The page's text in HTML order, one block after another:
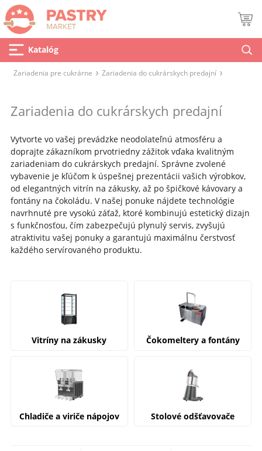
Katalóg
Zariadenia pre cukrárne Zariadenia do cukrárskych predajní
Zariadenia do cukrárskych predajní
Vytvorte vo vašej prevádzke neodolateľnú atmosféru a
doprajte zákazníkom prvotriedny zážitok vďaka kvalitným
zariadeniam do cukrárskych predajní. Správne zvolené
vybavenie je kľúčom k úspešnej prezentácii vašich výrobkov,
od elegantných vitrín na zákusky, až po špičkové kávovary a
fontány na čokoládu. V našej ponuke nájdete technológie
navrhnuté pre vysokú záťaž, ktoré kombinujú estetický dizajn
s funkčnosťou, čím zabezpečujú plynulý servis, zvyšujú
atraktivitu vašej ponuky a garantujú maximálnu čerstvosť
každého servírovaného produktu.
Vitríny na zákusky Čokomeltery a fontány
Chladiče a viriče nápojov Stolové odšťavovače